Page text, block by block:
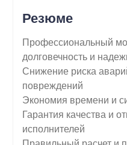
Резюме
Профессиональный
долговечность и
Снижение риска
повреждений
Экономия времени и
Гарантия качества и
исполнителей